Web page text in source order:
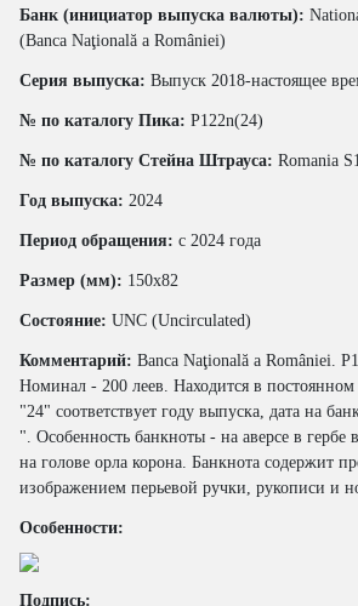
Банк (инициатор выпуска валюты):
(Banca Naţională a României)
Серия выпуска: Выпуск 2018-настоящее
№ по каталогу Пика: P122n(24)
№ по каталогу Стейна Штрауса: Romania
Год выпуска: 2024
Период обращения: с 2024 года
Размер (мм): 150x82
Состояние: UNC (Uncirculated)
Комментарий: Banca Naţională a României.
Номинал - 200 леев. Находится в
"24" соответствует году выпуска, дата на
". Особенность банкноты - на аверсе в гербе
на голове орла корона. Банкнота содержит
изображением перьевой ручки, рукописи и
Особенности:
Подпись: